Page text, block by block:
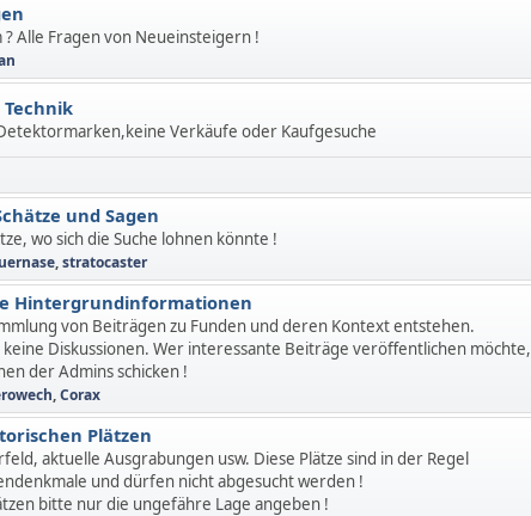
? Alle Fragen von Neueinsteigern !
Verkäufe oder Kaufgesuche
und Sagen
wo sich die Suche lohnen könnte !
,stratocaster
Hintergrundinformationen
von Beiträgen zu Funden und deren Kontext entstehen.
keine Diskussionen. Wer interessante Beiträge veröffentlichen möchte,
der Admins schicken !
,Corax
Plätzen
aktuelle Ausgrabungen usw. Diese Plätze sind in der Regel
und dürfen nicht abgesucht werden !
bitte nur die ungefähre Lage angeben !